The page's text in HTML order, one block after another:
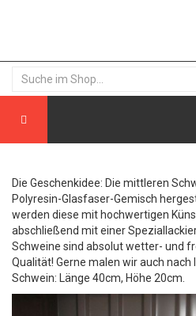
Die Geschenkidee: Die mittleren
Polyresin-Glasfaser-Gemisch
werden diese mit hochwertigen
abschließend mit einer
Schweine sind absolut wetter- und
Qualität! Gerne malen wir auch
Schwein: Länge 40cm, Höhe 20cm.